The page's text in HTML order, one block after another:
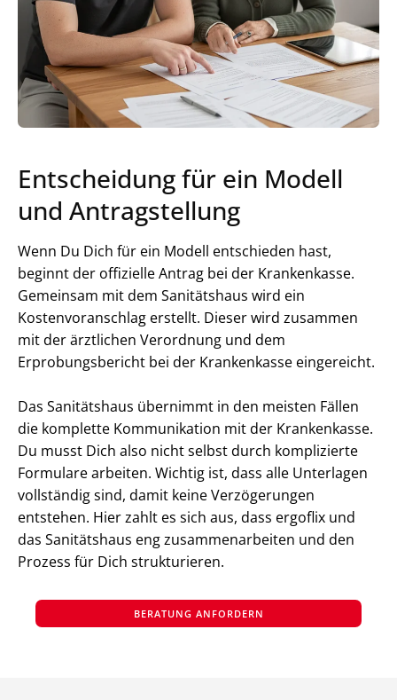
Entscheidung für ein Modell
und Antragstellung
Wenn Du Dich für ein Modell entschieden hast,
beginnt der offizielle Antrag bei der Krankenkasse.
Gemeinsam mit dem Sanitätshaus wird ein
Kostenvoranschlag erstellt. Dieser wird zusammen
mit der ärztlichen Verordnung und dem
Erprobungsbericht bei der Krankenkasse eingereicht.
Das Sanitätshaus übernimmt in den meisten Fällen
die komplette Kommunikation mit der Krankenkasse.
Du musst Dich also nicht selbst durch komplizierte
Formulare arbeiten. Wichtig ist, dass alle Unterlagen
vollständig sind, damit keine Verzögerungen
entstehen. Hier zahlt es sich aus, dass ergoflix und
das Sanitätshaus eng zusammenarbeiten und den
Prozess für Dich strukturieren.
BERATUNG ANFORDERN